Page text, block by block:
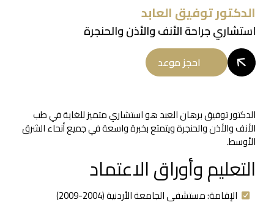
الدكتور توفيق العابد
استشاري جراحة الأنف والأذن والحنجرة
احجز موعد
الدكتور توفيق برهان العبد هو استشاري متميز للغاية في طب
الأنف والأذن والحنجرة ويتمتع بخبرة واسعة في جميع أنحاء الشرق
الأوسط.
التعليم وأوراق الاعتماد
الإقامة: مستشفى الجامعة الأردنية (2004-2009)